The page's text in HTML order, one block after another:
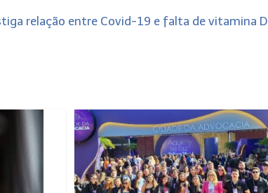
relação entre Covid-19 e falta de vitamina D